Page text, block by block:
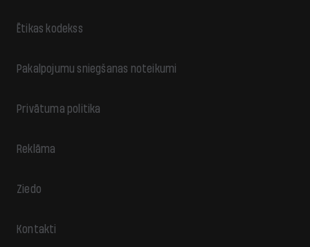
Ētikas kodekss
Pakalpojumu sniegšanas noteikumi
Privātuma politika
Reklāma
Ziedo
Kontakti